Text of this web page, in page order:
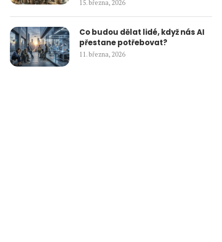
15. března, 2026
Co budou dělat lidé, když nás AI
přestane potřebovat?
11. března, 2026